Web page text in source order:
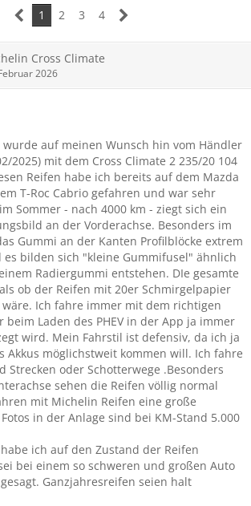
1 2 3 4
Cross Climate
2026
wurde auf meinen Wunsch hin vom Händler
2025) mit dem Cross Climate 2 235/20 104
Reifen habe ich bereits auf dem Mazda
T-Roc Cabrio gefahren und war sehr
Sommer - nach 4000 km - ziegt sich ein
an der Vorderachse. Besonders im
Gummi an der Kanten Profilblöcke extrem
es bilden sich "kleine Gummifusel" ähnlich
Radiergummi entstehen. DIe gesamte
ob der Reifen mit 20er Schmirgelpapier
Ich fahre immer mit dem richtigen
Laden des PHEV in der App ja immer
wird. Mein Fahrstil ist defensiv, da ich ja
Akkus möglichstweit kommen will. Ich fahre
Strecken oder Schotterwege .Besonders
sehen die Reifen völlig normal
mit Michelin Reifen eine große
in der Anlage sind bei KM-Stand 5.000
ich auf den Zustand der Reifen
bei einem so schweren und großen Auto
Ganzjahresreifen seien halt